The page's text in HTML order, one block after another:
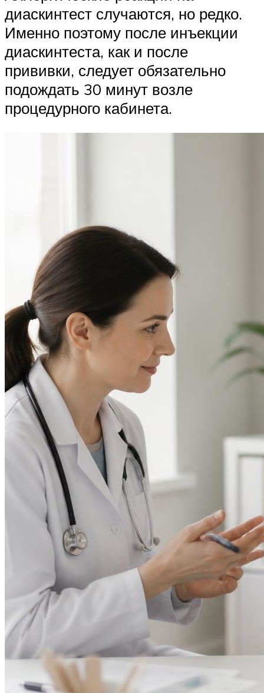
диаскинтест случаются, но редко.
Именно поэтому после инъекции
диаскинтеста, как и после
прививки, следует обязательно
подождать 30 минут возле
процедурного кабинета.